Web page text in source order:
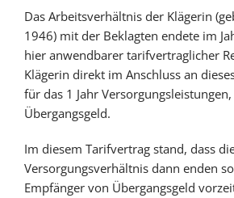
Das Arbeitsverhältnis der Klägerin
1946) mit der Beklagten endete im
hier anwendbarer tarifvertraglicher
Klägerin direkt im Anschluss an
für das 1 Jahr
Übergangsgeld.
Im diesem Tarifvertrag stand, dass
Versorgungsverhältnis dann enden
Empfänger von Übergangsgeld